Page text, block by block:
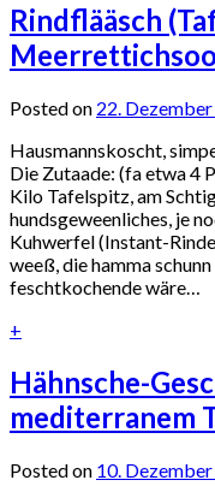
Rindflääsch
Posted on 22.
Hausmannskoscht,
Die Zutaade: (fa etwa 4
Kilo Tafelspitz, am
hundsgeweenliches, je
Kuhwerfel (Instant-
weeß, die hamma
feschtkochende wäre…
+
Hähnsche-
mediterranem
Posted on 10.